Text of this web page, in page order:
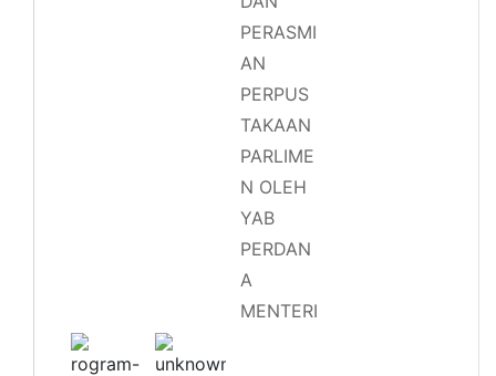
PERASMI
AN
PERPUS
TAKAAN
PARLIME
N OLEH
YAB
PERDAN
A
MENTERI